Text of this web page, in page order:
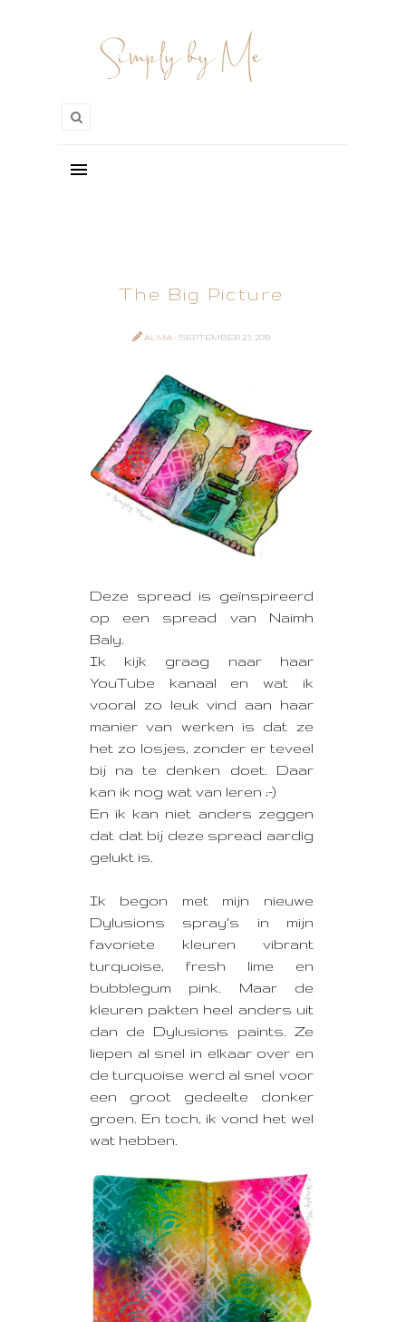
The Big Picture
ALMA - SEPTEMBER 23, 2019
Deze spread is geïnspireerd
op een spread van Naimh
Baly.
Ik kijk graag naar haar
YouTube kanaal en wat ik
vooral zo leuk vind aan haar
manier van werken is dat ze
het zo losjes, zonder er teveel
bij na te denken doet. Daar
kan ik nog wat van leren ;-)
En ik kan niet anders zeggen
dat dat bij deze spread aardig
gelukt is.
Ik begon met mijn nieuwe
Dylusions spray's in mijn
favoriete kleuren vibrant
turquoise, fresh lime en
bubblegum pink. Maar de
kleuren pakten heel anders uit
dan de Dylusions paints. Ze
liepen al snel in elkaar over en
de turquoise werd al snel voor
een groot gedeelte donker
groen. En toch, ik vond het wel
wat hebben.